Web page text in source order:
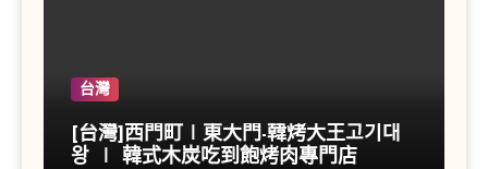
台灣
[台灣]西門町∣東大門-韓烤大王고기대
왕 ∣ 韓式木炭吃到飽烤肉專門店